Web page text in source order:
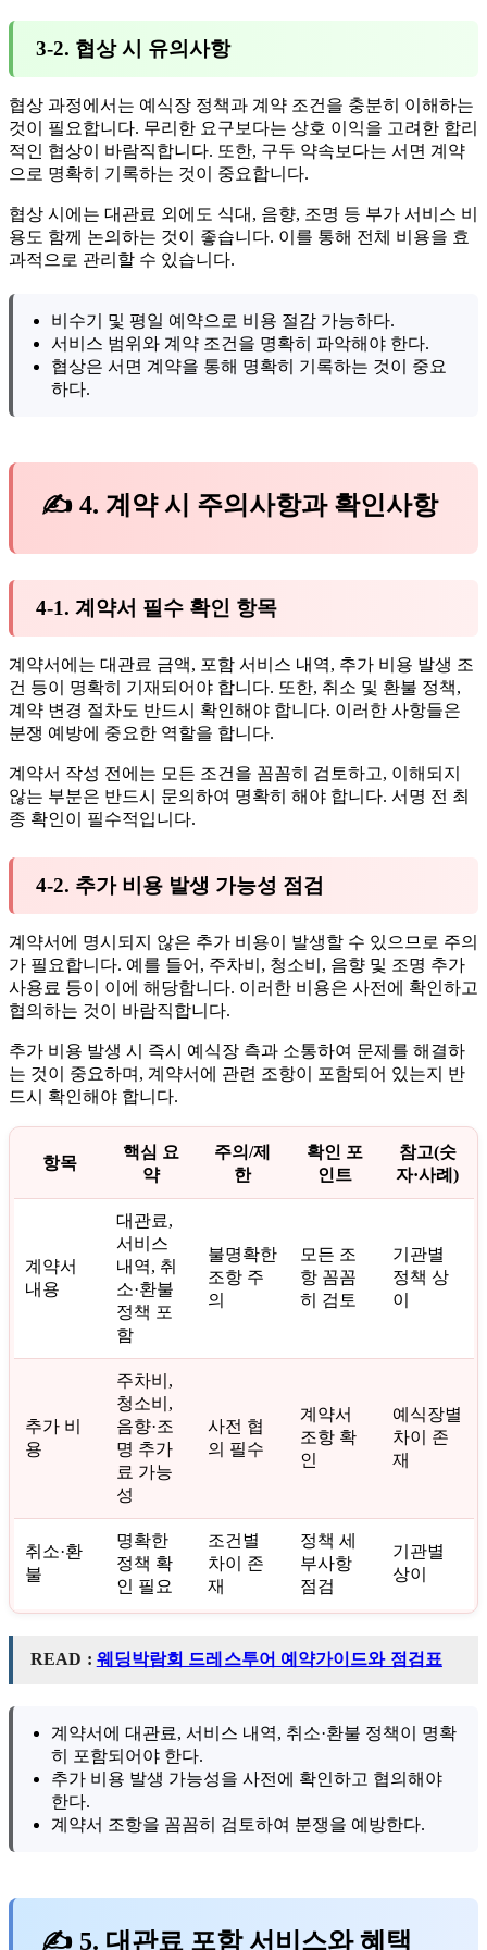
3-2. 협상 시 유의사항
협상 과정에서는 예식장 정책과 계약 조건을 충분히 이해하는
것이 필요합니다. 무리한 요구보다는 상호 이익을 고려한 합리
적인 협상이 바람직합니다. 또한, 구두 약속보다는 서면 계약
으로 명확히 기록하는 것이 중요합니다.
협상 시에는 대관료 외에도 식대, 음향, 조명 등 부가 서비스 비
용도 함께 논의하는 것이 좋습니다. 이를 통해 전체 비용을 효
과적으로 관리할 수 있습니다.
비수기 및 평일 예약으로 비용 절감 가능하다.
서비스 범위와 계약 조건을 명확히 파악해야 한다.
협상은 서면 계약을 통해 명확히 기록하는 것이 중요
하다.
✍ 4. 계약 시 주의사항과 확인사항
4-1. 계약서 필수 확인 항목
계약서에는 대관료 금액, 포함 서비스 내역, 추가 비용 발생 조
건 등이 명확히 기재되어야 합니다. 또한, 취소 및 환불 정책,
계약 변경 절차도 반드시 확인해야 합니다. 이러한 사항들은
분쟁 예방에 중요한 역할을 합니다.
계약서 작성 전에는 모든 조건을 꼼꼼히 검토하고, 이해되지
않는 부분은 반드시 문의하여 명확히 해야 합니다. 서명 전 최
종 확인이 필수적입니다.
4-2. 추가 비용 발생 가능성 점검
계약서에 명시되지 않은 추가 비용이 발생할 수 있으므로 주의
가 필요합니다. 예를 들어, 주차비, 청소비, 음향 및 조명 추가
사용료 등이 이에 해당합니다. 이러한 비용은 사전에 확인하고
협의하는 것이 바람직합니다.
추가 비용 발생 시 즉시 예식장 측과 소통하여 문제를 해결하
는 것이 중요하며, 계약서에 관련 조항이 포함되어 있는지 반
드시 확인해야 합니다.
항목
핵심 요
약
주의/제
한
확인 포
인트
참고(숫
자·사례)
계약서
내용
대관료,
서비스
내역, 취
소·환불
정책 포
함
불명확한
조항 주
의
모든 조
항 꼼꼼
히 검토
기관별
정책 상
이
추가 비
용
주차비,
청소비,
음향·조
명 추가
료 가능
성
사전 협
의 필수
계약서
조항 확
인
예식장별
차이 존
재
취소·환
불
명확한
정책 확
인 필요
조건별
차이 존
재
정책 세
부사항
점검
기관별
상이
READ : 웨딩박람회 드레스투어 예약가이드와 점검표
계약서에 대관료, 서비스 내역, 취소·환불 정책이 명확
히 포함되어야 한다.
추가 비용 발생 가능성을 사전에 확인하고 협의해야
한다.
계약서 조항을 꼼꼼히 검토하여 분쟁을 예방한다.
✍ 5. 대관료 포함 서비스와 혜택